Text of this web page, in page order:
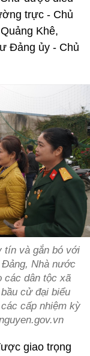
trực - Chủ
Khê,
Đảng ủy - Chủ
tín và gắn bó với
Nhà nước
các dân tộc xã
cử đại biểu
cấp nhiệm kỳ
giao trọng